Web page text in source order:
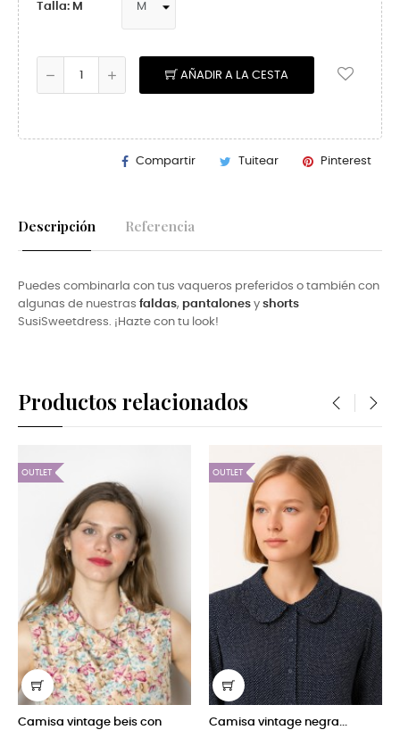
Talla: M
AÑADIR A LA CESTA
Compartir Tuitear Pinterest
Descripción Referencia
Puedes combinarla con tus vaqueros preferidos o también con
algunas de nuestras faldas, pantalones y shorts
SusiSweetdress. ¡Hazte con tu look!
Productos relacionados
OUTLET
Camisa vintage negra...
OUTLET
Camisa vintage beige topos...